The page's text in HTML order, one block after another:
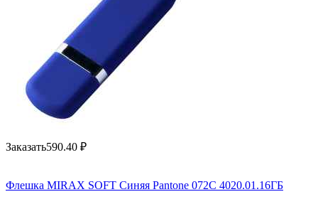
Заказать590.40 ₽
Флешка MIRAX SOFT Синяя Pantone 072C 4020.01.16ГБ